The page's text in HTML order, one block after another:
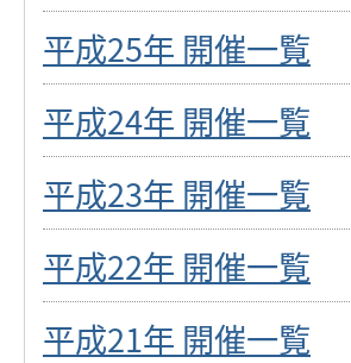
平成25年 開催一覧
平成24年 開催一覧
平成23年 開催一覧
平成22年 開催一覧
平成21年 開催一覧